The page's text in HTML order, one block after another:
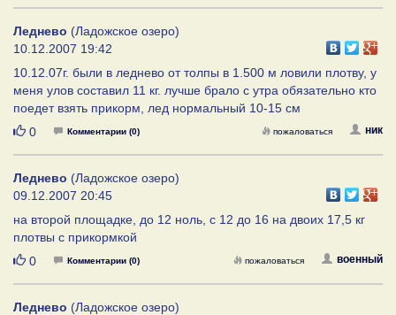
Леднево (Ладожское озеро)
10.12.2007 19:42
10.12.07г. были в леднево от толпы в 1.500 м ловили плотву, у
меня улов составил 11 кг. лучше брало с утра обязательно кто
поедет взять прикорм, лед нормальный 10-15 см
Нравится
0 Комментарии (0) ник
пожаловаться
Леднево (Ладожское озеро)
09.12.2007 20:45
на второй площадке, до 12 ноль, с 12 до 16 на двоих 17,5 кг
плотвы с прикормкой
Нравится
0 Комментарии (0) военный
пожаловаться
Леднево (Ладожское озеро)